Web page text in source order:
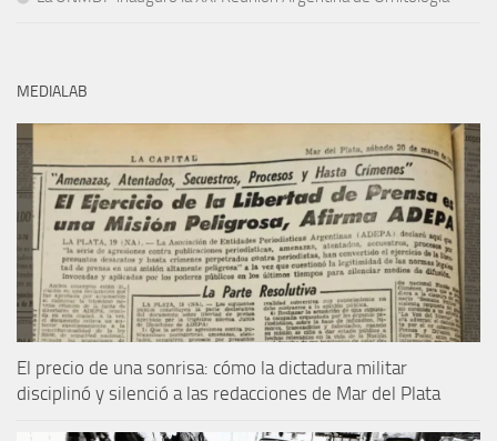
MEDIALAB
El precio de una sonrisa: cómo la dictadura militar
disciplinó y silenció a las redacciones de Mar del Plata